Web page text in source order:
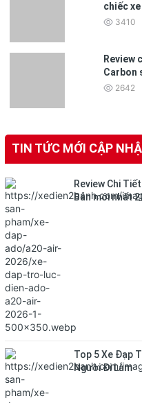
chiếc
3410
Review
Carbon
toàn mới
2642
TIN TỨC MỚI CẬP
Review Chi
Bản mới nhất
Top 5 Xe Đạp
Người Đi Làm